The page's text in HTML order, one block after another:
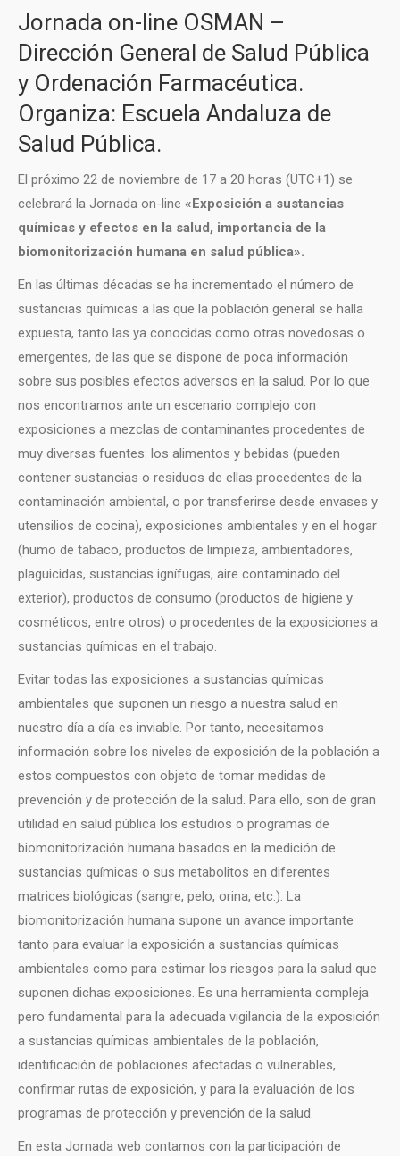
Jornada on-line OSMAN –
Dirección General de Salud Pública
y Ordenación Farmacéutica.
Organiza: Escuela Andaluza de
Salud Pública.
El próximo 22 de noviembre de 17 a 20 horas (UTC+1) se
celebrará la Jornada on-line «Exposición a sustancias
químicas y efectos en la salud, importancia de la
biomonitorización humana en salud pública».
En las últimas décadas se ha incrementado el número de
sustancias químicas a las que la población general se halla
expuesta, tanto las ya conocidas como otras novedosas o
emergentes, de las que se dispone de poca información
sobre sus posibles efectos adversos en la salud. Por lo que
nos encontramos ante un escenario complejo con
exposiciones a mezclas de contaminantes procedentes de
muy diversas fuentes: los alimentos y bebidas (pueden
contener sustancias o residuos de ellas procedentes de la
contaminación ambiental, o por transferirse desde envases y
utensilios de cocina), exposiciones ambientales y en el hogar
(humo de tabaco, productos de limpieza, ambientadores,
plaguicidas, sustancias ignífugas, aire contaminado del
exterior), productos de consumo (productos de higiene y
cosméticos, entre otros) o procedentes de la exposiciones a
sustancias químicas en el trabajo.
Evitar todas las exposiciones a sustancias químicas
ambientales que suponen un riesgo a nuestra salud en
nuestro día a día es inviable. Por tanto, necesitamos
información sobre los niveles de exposición de la población a
estos compuestos con objeto de tomar medidas de
prevención y de protección de la salud. Para ello, son de gran
utilidad en salud pública los estudios o programas de
biomonitorización humana basados en la medición de
sustancias químicas o sus metabolitos en diferentes
matrices biológicas (sangre, pelo, orina, etc.). La
biomonitorización humana supone un avance importante
tanto para evaluar la exposición a sustancias químicas
ambientales como para estimar los riesgos para la salud que
suponen dichas exposiciones. Es una herramienta compleja
pero fundamental para la adecuada vigilancia de la exposición
a sustancias químicas ambientales de la población,
identificación de poblaciones afectadas o vulnerables,
confirmar rutas de exposición, y para la evaluación de los
programas de protección y prevención de la salud.
En esta Jornada web contamos con la participación de